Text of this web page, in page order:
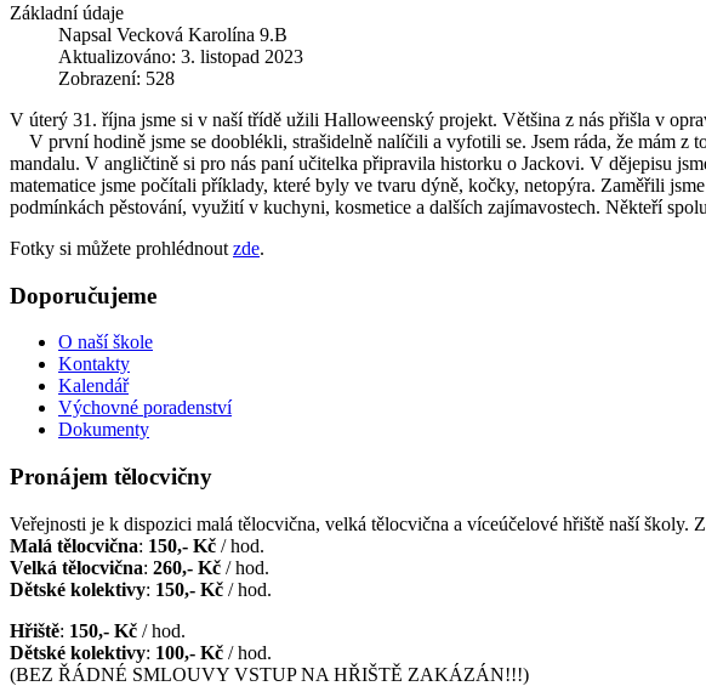
Základní údaje
Napsal Vecková Karolína 9.B
Aktualizováno: 3. listopad 2023
Zobrazení: 528
V úterý 31. října jsme si v naší třídě užili Halloweenský projekt. Většina z nás přišla v
V první hodině jsme se dooblékli, strašidelně nalíčili a vyfotili se. Jsem ráda, že mám
mandalu. V angličtině si pro nás paní učitelka připravila historku o Jackovi. V dějepisu
matematice jsme počítali příklady, které byly ve tvaru dýně, kočky, netopýra. Zaměřili
podmínkách pěstování, využití v kuchyni, kosmetice a dalších zajímavostech. Někteří
Fotky si můžete prohlédnout zde.
Doporučujeme
O naší škole
Kontakty
Kalendář
Výchovné poradenství
Dokumenty
Pronájem tělocvičny
Veřejnosti je k dispozici malá tělocvična, velká tělocvična a víceúčelové hřiště naší školy.
Malá tělocvična: 150,- Kč / hod.
Velká tělocvična: 260,- Kč / hod.
Dětské kolektivy: 150,- Kč / hod.
Hřiště: 150,- Kč / hod.
Dětské kolektivy: 100,- Kč / hod.
(BEZ ŘÁDNÉ SMLOUVY VSTUP NA HŘIŠTĚ ZAKÁZÁN!!!)